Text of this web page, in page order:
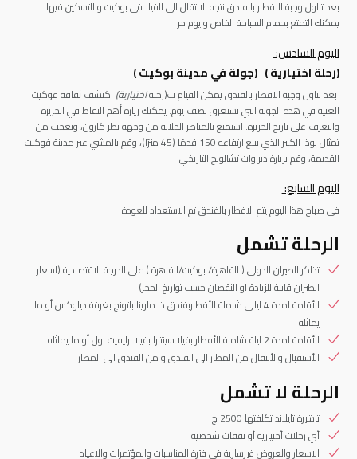
بعد تناول وجبة الافطار بالفندق نتجه للانتقال الى الفيلا فى بوكيت و التسكين فيها
يمكنك التمتع بحمام السباحة الخاص و يوم حر
اليوم السادس:
(رحلة اختيارية ) (جولة في مدينة بوكيت )
بعد تناول وجبة الافطار بالفندق يمكن القيام ب(رحلةاختيارية) اكتشف ثقافة فوكيت
الغنية في هذه الجولة التي تستغرق نصف يوم. يمكنك زيارة أهم النقاط في الجزيرة
والتعرف على تاريخ الجزيرة. استمتع بالمناظر الخلابة من وجهة نظر كارون، وتعجب من
تمثال بوذا الكبير الذي يبلغ ارتفاعه 150 قدمًا (45 مترًا)، وقم بالمشي عبر مدينة فوكيت
القديمة، وقم بزيارة دير وات تشالونج التاريخي
اليوم السابع:
فى صباح هذا اليوم يتم الافطار بالفندق ثم الاستعداد للعودة
الرحلة تشمل
تذاكر الطيران الدولى ( القاهرة/ بوكيت/القاهرة ) على الدرجة الاقتصادية (اسعار
الطيران قابلة للزيادة او النقصان حسب تواريخ الحجز)
الأقامة لمدة 4 ليالى شاملة الأفطاربفندق ذا مارينا باتونج بغرفة ديلوكس أو ما
يماثله
الأقامة لمدة 2 ليلة شاملة الأفطار بفيلا سينتارا بفيلا برايفيت بول أو ما يماثله
الأستقبال والأنتقال من المطار الى الفندق و من الفندق الى المطار
الرحلة لا تشمل
تاشيرة تايلاند تكلفتها 2500 ج
أي رحلات أختيارية أو نفقات شخصية
الاسعار والعروض غيرسارية في فترة المناسبات والمؤتمرات والاعياد